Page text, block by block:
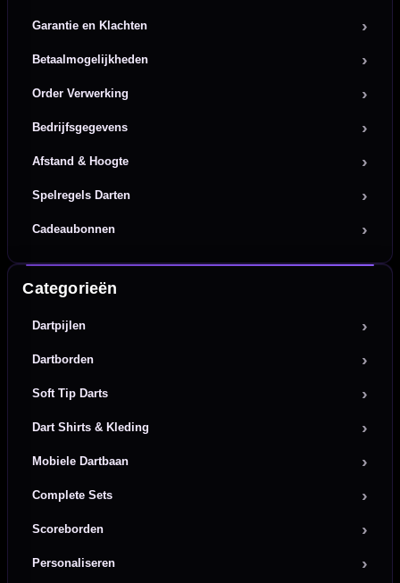
Garantie en Klachten
Betaalmogelijkheden
Order Verwerking
Bedrijfsgegevens
Afstand & Hoogte
Spelregels Darten
Cadeaubonnen
Categorieën
Dartpijlen
Dartborden
Soft Tip Darts
Dart Shirts & Kleding
Mobiele Dartbaan
Complete Sets
Scoreborden
Personaliseren